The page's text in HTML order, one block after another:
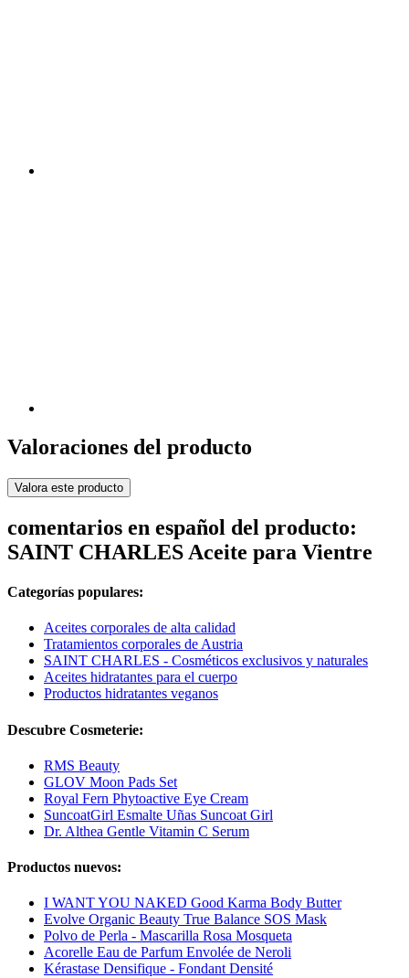
Valoraciones del producto
Valora este producto
comentarios en español del producto:
SAINT CHARLES Aceite para Vientre
Categorías populares:
Aceites corporales de alta calidad
Tratamientos corporales de Austria
SAINT CHARLES - Cosméticos exclusivos y naturales
Aceites hidratantes para el cuerpo
Productos hidratantes veganos
Descubre Cosmeterie:
RMS Beauty
GLOV Moon Pads Set
Royal Fern Phytoactive Eye Cream
SuncoatGirl Esmalte Uñas Suncoat Girl
Dr. Althea Gentle Vitamin C Serum
Productos nuevos:
I WANT YOU NAKED Good Karma Body Butter
Evolve Organic Beauty True Balance SOS Mask
Polvo de Perla - Mascarilla Rosa Mosqueta
Acorelle Eau de Parfum Envolée de Neroli
Kérastase Densifique - Fondant Densité